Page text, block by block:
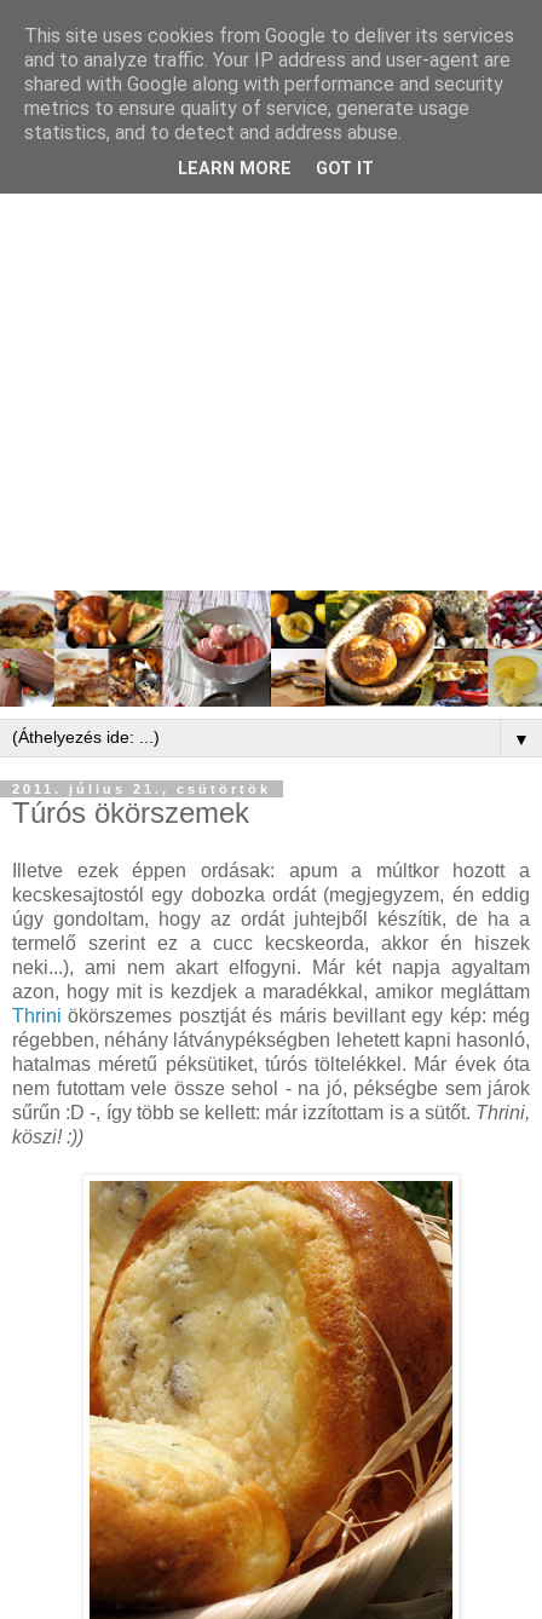
▼
2011. július 21., csütörtök
Túrós ökörszemek
Illetve ezek éppen ordásak: apum a múltkor hozott a
kecskesajtostól egy dobozka ordát (megjegyzem, én eddig
úgy gondoltam, hogy az ordát juhtejből készítik, de ha a
termelő szerint ez a cucc kecskeorda, akkor én hiszek
neki...), ami nem akart elfogyni. Már két napja agyaltam
azon, hogy mit is kezdjek a maradékkal, amikor megláttam
Thrini ökörszemes posztját és máris bevillant egy kép: még
régebben, néhány látványpékségben lehetett kapni hasonló,
hatalmas méretű péksütiket, túrós töltelékkel. Már évek óta
nem futottam vele össze sehol - na jó, pékségbe sem járok
sűrűn :D -, így több se kellett: már izzítottam is a sütőt. Thrini,
köszi! :))
This site uses cookies from Google to deliver its services
and to analyze traffic. Your IP address and user-agent are
shared with Google along with performance and security
metrics to ensure quality of service, generate usage
statistics, and to detect and address abuse.
LEARN MORE GOT IT